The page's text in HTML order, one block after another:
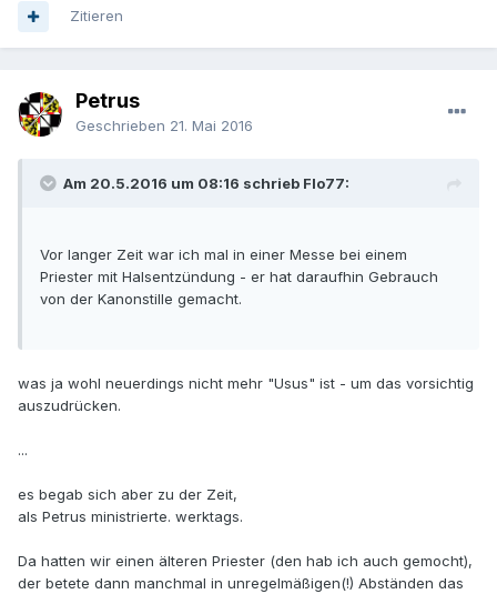
Zitieren
Petrus
Geschrieben 21. Mai 2016
Am 20.5.2016 um 08:16 schrieb Flo77:
Vor langer Zeit war ich mal in einer Messe bei einem
Priester mit Halsentzündung - er hat daraufhin Gebrauch
von der Kanonstille gemacht.
was ja wohl neuerdings nicht mehr "Usus" ist - um das vorsichtig
auszudrücken.
...
es begab sich aber zu der Zeit,
als Petrus ministrierte. werktags.
Da hatten wir einen älteren Priester (den hab ich auch gemocht),
der betete dann manchmal in unregelmäßigen(!) Abständen das